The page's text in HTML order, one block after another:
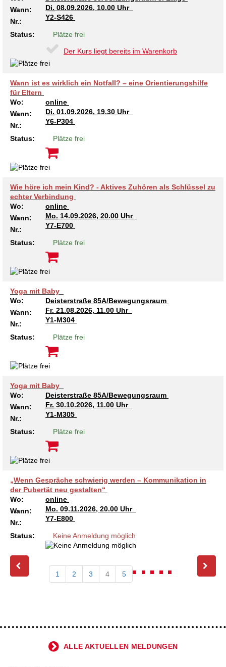
Wann:
Di. 08.09.2026, 10.00 Uhr
Nr.:
Y2-S426
Status: Plätze frei
Der Kurs liegt bereits im Warenkorb
Wann ist es wirklich ein Notfall? – eine Orientierungshilfe
für Eltern
Wo:
online
Wann:
Di. 01.09.2026, 19.30 Uhr
Nr.:
Y6-P304
Status: Plätze frei
Wie höre ich mein Kind? - Aktives Zuhören als Schlüssel zu
echter Verbindung
Wo:
online
Wann:
Mo. 14.09.2026, 20.00 Uhr
Nr.:
Y7-E700
Status: Plätze frei
Yoga mit Baby
Wo:
Deisterstraße 85A/Bewegungsraum
Wann:
Fr. 21.08.2026, 11.00 Uhr
Nr.:
Y1-M304
Status: Plätze frei
Yoga mit Baby
Wo:
Deisterstraße 85A/Bewegungsraum
Wann:
Fr. 30.10.2026, 11.00 Uhr
Nr.:
Y1-M305
Status: Plätze frei
„Wenn Gespräche schwierig werden – Kommunikation in
der Pubertät neu gestalten“
Wo:
online
Wann:
Mo. 09.11.2026, 20.00 Uhr
Nr.:
Y7-E800
Status: Keine Anmeldung möglich
1 2 3 4 5
ALLE AKTUELLEN MELDUNGEN